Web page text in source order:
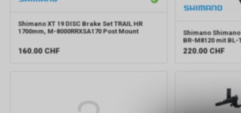
Shimano XT 19 DISC Brake Set TRAIL HR
1700mm, M-8000RRXSA170 Post Mount
160.00 CHF
Shimano
BR-M8120 mit BL-
220.00 CHF